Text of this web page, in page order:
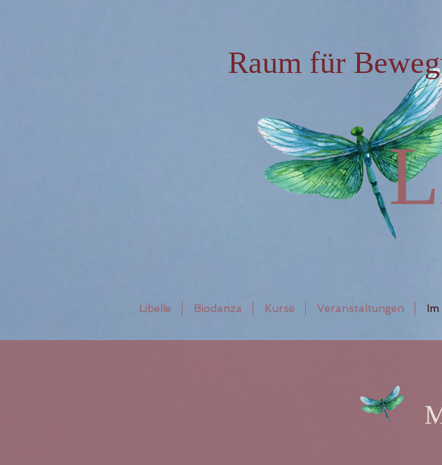
Raum für
Libelle Biodanza Kurse Veranstaltungen